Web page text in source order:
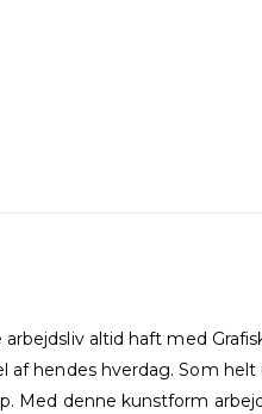
altid haft med
hendes hverdag. Som
Med denne kunstform